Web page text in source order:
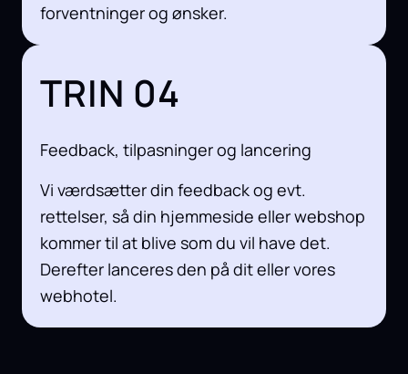
forventninger og ønsker.
TRIN 04
Feedback, tilpasninger og lancering
Vi værdsætter din feedback og evt.
rettelser, så din hjemmeside eller webshop
kommer til at blive som du vil have det.
Derefter lanceres den på dit eller vores
webhotel.